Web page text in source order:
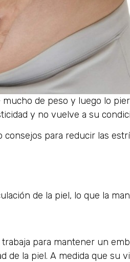
de peso y luego lo
y no vuelve a su
para reducir las
de la piel, lo que la
para mantener un
de la piel. A medida que su